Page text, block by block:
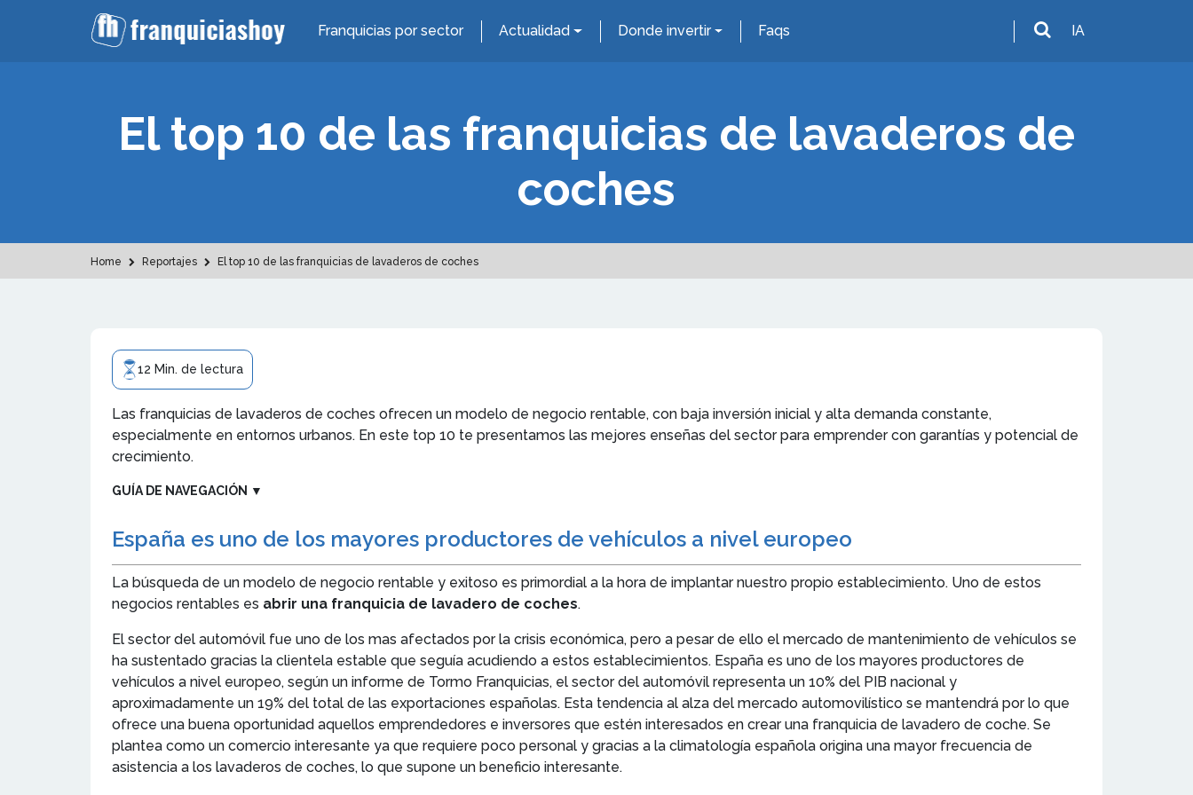
Franquicias por sector Actualidad Donde invertir Faqs IA
El top 10 de las franquicias de lavaderos de
coches
Home Reportajes El top 10 de las franquicias de lavaderos de coches
12 Min. de lectura
Las franquicias de lavaderos de coches ofrecen un modelo de negocio rentable, con baja inversión inicial y alta demanda constante,
especialmente en entornos urbanos. En este top 10 te presentamos las mejores enseñas del sector para emprender con garantías y potencial de
crecimiento.
GUÍA DE NAVEGACIÓN ▼
España es uno de los mayores productores de vehículos a nivel europeo
La búsqueda de un modelo de negocio rentable y exitoso es primordial a la hora de implantar nuestro propio establecimiento. Uno de estos
negocios rentables es abrir una franquicia de lavadero de coches.
El sector del automóvil fue uno de los mas afectados por la crisis económica, pero a pesar de ello el mercado de mantenimiento de vehículos se
ha sustentado gracias la clientela estable que seguía acudiendo a estos establecimientos. España es uno de los mayores productores de
vehículos a nivel europeo, según un informe de Tormo Franquicias, el sector del automóvil representa un 10% del PIB nacional y
aproximadamente un 19% del total de las exportaciones españolas. Esta tendencia al alza del mercado automovilístico se mantendrá por lo que
ofrece una buena oportunidad aquellos emprendedores e inversores que estén interesados en crear una franquicia de lavadero de coche. Se
plantea como un comercio interesante ya que requiere poco personal y gracias a la climatología española origina una mayor frecuencia de
asistencia a los lavaderos de coches, lo que supone un beneficio interesante.